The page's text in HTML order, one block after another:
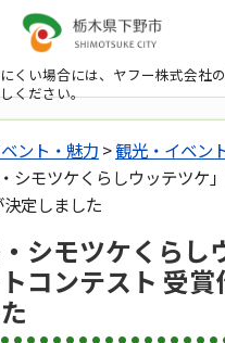
くい場合には、ヤフー株式会社
ください。
ント・魅力 >観光・イベン
シモツケくらしウッテツケ
定しました
・シモツケくらし
コンテスト 受賞